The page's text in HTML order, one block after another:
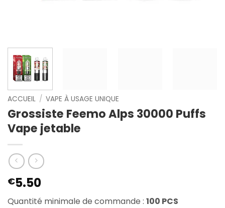
ACCUEIL / VAPE À USAGE UNIQUE
Grossiste Feemo Alps 30000 Puffs
Vape jetable
€5.50
Quantité minimale de commande : 100 PCS